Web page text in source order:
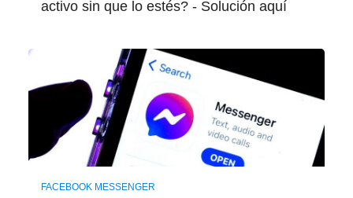
activo sin que lo estés? - Solución aquí
FACEBOOK MESSENGER